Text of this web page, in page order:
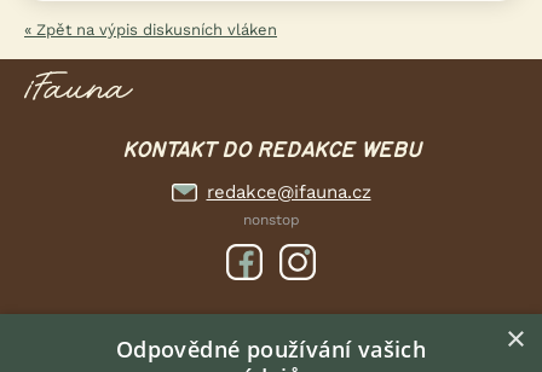
« Zpět na výpis diskusních vláken
KONTAKT DO REDAKCE WEBU
redakce@ifauna.cz
nonstop
DOMOVSKÁ STRÁNKA
×
Odpovědné používání vašich